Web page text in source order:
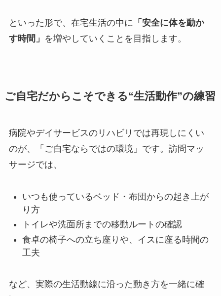
といった形で、在宅生活の中に 「安全に体を動か
す時間」 を増やしていくことを目指します。
ご自宅だからこそできる“生活動作”の練習
病院やデイサービスのリハビリでは再現しにくい
のが、「ご自宅ならではの環境」です。訪問マッ
サージでは、
いつも使っているベッド・布団からの起き上が
り方
トイレや洗面所までの移動ルートの確認
食卓の椅子への立ち座りや、イスに座る時間の
工夫
など、実際の生活動線に沿った動き方を一緒に確